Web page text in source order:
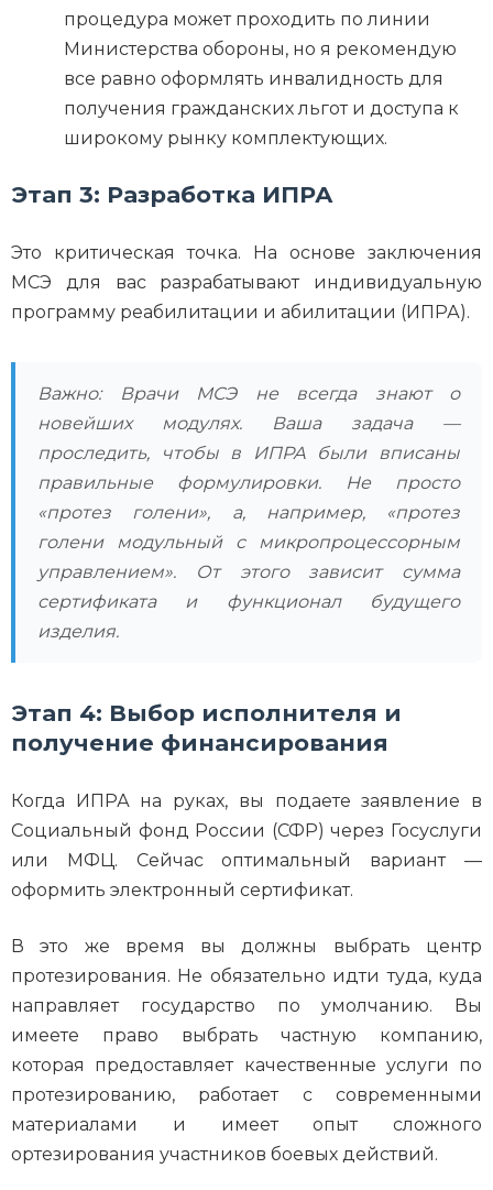
процедура может проходить по линии
Министерства обороны, но я рекомендую
все равно оформлять инвалидность для
получения гражданских льгот и доступа к
широкому рынку комплектующих.
Этап 3: Разработка ИПРА
Это критическая точка. На основе заключения
МСЭ для вас разрабатывают индивидуальную
программу реабилитации и абилитации (ИПРА).
Важно: Врачи МСЭ не всегда знают о
новейших модулях. Ваша задача —
проследить, чтобы в ИПРА были вписаны
правильные формулировки. Не просто
«протез голени», а, например, «протез
голени модульный с микропроцессорным
управлением». От этого зависит сумма
сертификата и функционал будущего
изделия.
Этап 4: Выбор исполнителя и
получение финансирования
Когда ИПРА на руках, вы подаете заявление в
Социальный фонд России (СФР) через Госуслуги
или МФЦ. Сейчас оптимальный вариант —
оформить электронный сертификат.
В это же время вы должны выбрать центр
протезирования. Не обязательно идти туда, куда
направляет государство по умолчанию. Вы
имеете право выбрать частную компанию,
которая предоставляет качественные услуги по
протезированию, работает с современными
материалами и имеет опыт сложного
ортезирования участников боевых действий.